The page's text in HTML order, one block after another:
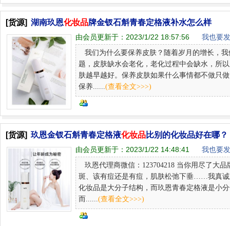
[货源] 湖南玖恩化妆品牌金钗石斛青春定格液补水怎么样
由会员更新于： 2023/1/22 18:57:56 我也要
我们为什么要保养皮肤？随着岁月的增长，
题，皮肤缺水会老化，老化过程中会缺水，所
肤越早越好。保养皮肤如果什么事情都不做只
保养......(查看全文>>>)
[货源] 玖恩金钗石斛青春定格液化妆品比别的化妆品好在哪？
由会员更新于： 2023/1/22 14:48:41 我也要
玖恩代理商微信：123704218 当你用尽了大
斑、该有痘还是有痘，肌肤松弛下垂……我真
化妆品是大分子结构，而玖恩青春定格液是小
而......(查看全文>>>)